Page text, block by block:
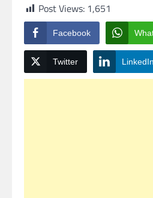
Post Views: 1,651
Facebook
Twitter LinkedIn